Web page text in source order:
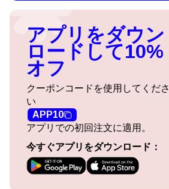
アプリをダウン
ロードして10%
オフ
クーポンコードを使用してくださ
い
APP10
アプリでの初回注文に適用。
今すぐアプリをダウンロード：